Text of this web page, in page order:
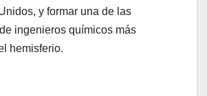
y formar una de las
ingenieros químicos más
hemisferio.